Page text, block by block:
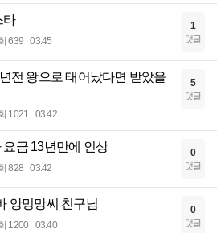
타
639 03:45
1
댓글
전 왕으로 태어났다면 받았을
1021 03:42
5
댓글
금 13년만에 인상
828 03:42
0
댓글
앙밍망씨 친구님
1200 03:40
0
댓글